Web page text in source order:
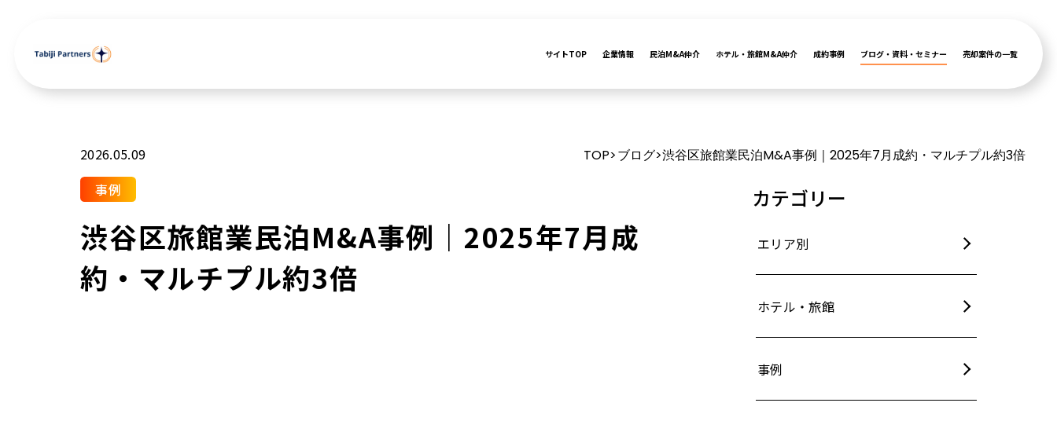
サイトTOP 企業情報 民泊M&A仲介 ホテル・旅館M&A仲介 成約事例 ブログ・資料・セミナー 売却案件の一覧
TOP>ブログ>渋谷区旅館業民泊M&A事例｜2025年7月成約・マルチプル約3倍
2026.05.09
事例
渋谷区旅館業民泊M&A事例｜2025年7月成
約・マルチプル約3倍
カテゴリー
エリア別
ホテル・旅館
事例